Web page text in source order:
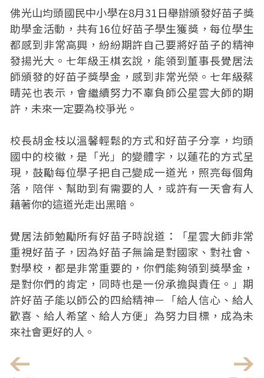
佛光山均頭國民中小學在8月31日舉辦頒發好苗子獎
助學金活動，共有16位好苗子學生獲獎，每位學生
都感到非常高興，紛紛期許自己要將好苗子的精神
發揚光大。七年級王棋玄說，能領到董事長覺居法
師頒發的好苗子獎學金，感到非常光榮。七年級蔡
晴茪也表示，會繼續努力不辜負師公星雲大師的期
許，未來一定要為校爭光。
校長胡金枝以溫馨輕鬆的方式和好苗子分享，均頭
國中的校徽，是「光」的變體字，以蓮花的方式呈
現，鼓勵每位學子把自己變成一道光，照亮每個角
落，陪伴、幫助到有需要的人，或許有一天會有人
藉著你的這道光走出黑暗。
覺居法師勉勵所有好苗子時說道：「星雲大師非常
重視好苗子，因為好苗子無論是對國家、對社會、
對學校，都是非常重要的，你們能夠領到獎學金，
是對你們的肯定，同時也是一份承擔與責任。」期
許好苗子能以師公的四給精神－「給人信心、給人
歡喜、給人希望、給人方便」為努力目標，成為未
來社會更好的人。